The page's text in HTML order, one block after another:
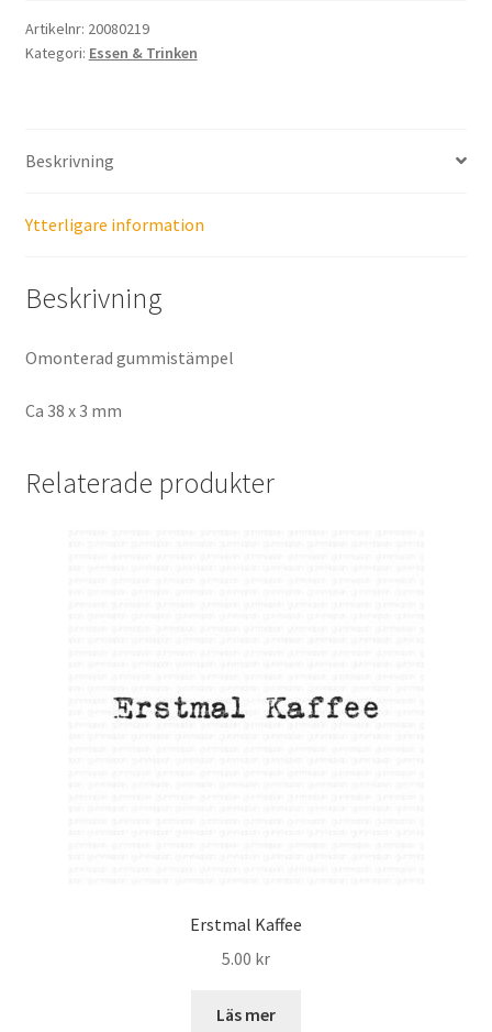
Artikelnr: 20080219
Kategori: Essen & Trinken
Beskrivning
Ytterligare information
Beskrivning
Omonterad gummistämpel
Ca 38 x 3 mm
Relaterade produkter
Erstmal Kaffee
5.00 kr
Läs mer